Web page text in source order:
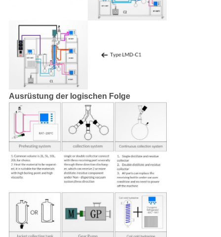
Ausrüstung der logischen Folge